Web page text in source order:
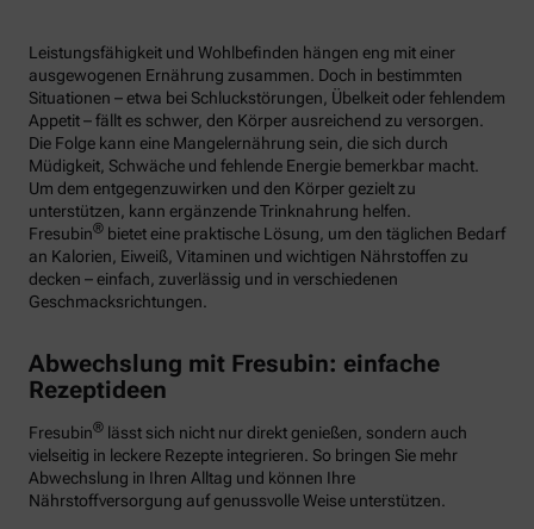
Leistungsfähigkeit und Wohlbefinden hängen eng mit einer
ausgewogenen Ernährung zusammen. Doch in bestimmten
Situationen – etwa bei Schluckstörungen, Übelkeit oder fehlendem
Appetit – fällt es schwer, den Körper ausreichend zu versorgen.
Die Folge kann eine Mangelernährung sein, die sich durch
Müdigkeit, Schwäche und fehlende Energie bemerkbar macht.
Um dem entgegenzuwirken und den Körper gezielt zu
unterstützen, kann ergänzende Trinknahrung helfen.
Fresubin® bietet eine praktische Lösung, um den täglichen Bedarf
an Kalorien, Eiweiß, Vitaminen und wichtigen Nährstoffen zu
decken – einfach, zuverlässig und in verschiedenen
Geschmacksrichtungen.
Abwechslung mit Fresubin: einfache
Rezeptideen
Fresubin® lässt sich nicht nur direkt genießen, sondern auch
vielseitig in leckere Rezepte integrieren. So bringen Sie mehr
Abwechslung in Ihren Alltag und können Ihre
Nährstoffversorgung auf genussvolle Weise unterstützen.